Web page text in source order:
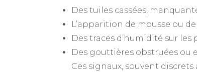
Des tuiles cassées,
L’apparition de mousse ou
Des traces d’humidité sur
Des gouttières obstruées ou
Ces signaux, souvent